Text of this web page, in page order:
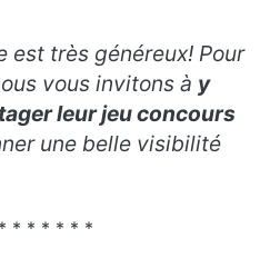
est très généreux! Pour
vous invitons à y
leur jeu concours
une belle visibilité
* * * * * *